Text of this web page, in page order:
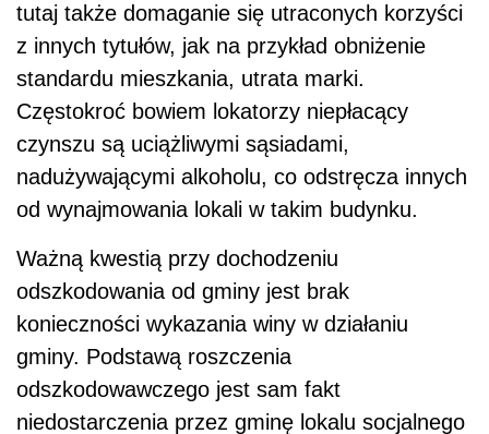
tutaj także domaganie się utraconych korzyści
z innych tytułów, jak na przykład obniżenie
standardu mieszkania, utrata marki.
Częstokroć bowiem lokatorzy niepłacący
czynszu są uciążliwymi sąsiadami,
nadużywającymi alkoholu, co odstręcza innych
od wynajmowania lokali w takim budynku.
Ważną kwestią przy dochodzeniu
odszkodowania od gminy jest brak
konieczności wykazania winy w działaniu
gminy. Podstawą roszczenia
odszkodowawczego jest sam fakt
niedostarczenia przez gminę lokalu socjalnego